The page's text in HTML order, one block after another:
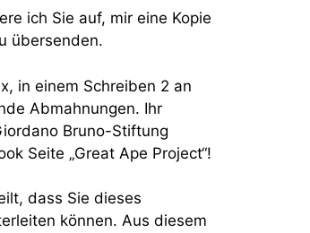
ich Sie auf, mir eine Kopie
übersenden.
in einem Schreiben 2 an
Abmahnungen. Ihr
Bruno-Stiftung
Seite „Great Ape Project“!
dass Sie dieses
können. Aus diesem